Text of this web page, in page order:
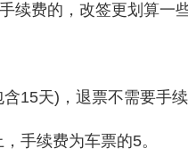
续费的，改签更划算一些
15天)，退票不需要手续
手续费为车票的5。